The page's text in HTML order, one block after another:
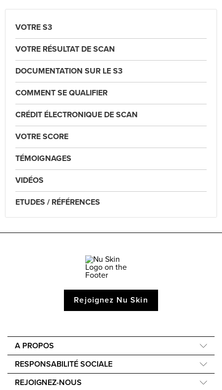
VOTRE S3
VOTRE RÉSULTAT DE SCAN
DOCUMENTATION SUR LE S3
COMMENT SE QUALIFIER
CRÉDIT ÉLECTRONIQUE DE SCAN
VOTRE SCORE
TÉMOIGNAGES
VIDÉOS
ETUDES / RÉFÉRENCES
Rejoignez Nu Skin
A PROPOS
Notre Science
Notre histoire
RESPONSABILITÉ SOCIALE
REJOIGNEZ-NOUS